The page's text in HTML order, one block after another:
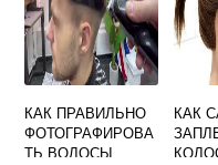
КАК ПРАВИЛЬНО
ФОТОГРАФИРОВА
ТЬ ВОЛОСЫ
КАК